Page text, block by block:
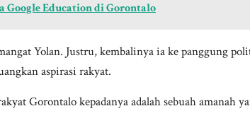
Education di Gorontalo
Yolan. Justru, kembalinya ia ke panggung
aspirasi rakyat.
Gorontalo kepadanya adalah sebuah amanah